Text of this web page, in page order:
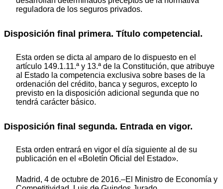
reguladora de los seguros privados.
Disposición final primera. Título competencial.
Esta orden se dicta al amparo de lo dispuesto en el
artículo 149.1.11.ª y 13.ª de la Constitución, que atribuye
al Estado la competencia exclusiva sobre bases de la
ordenación del crédito, banca y seguros, excepto lo
previsto en la disposición adicional segunda que no
tendrá carácter básico.
Disposición final segunda. Entrada en vigor.
Esta orden entrará en vigor el día siguiente al de su
publicación en el «Boletín Oficial del Estado».
Madrid, 4 de octubre de 2016.–El Ministro de Economía y